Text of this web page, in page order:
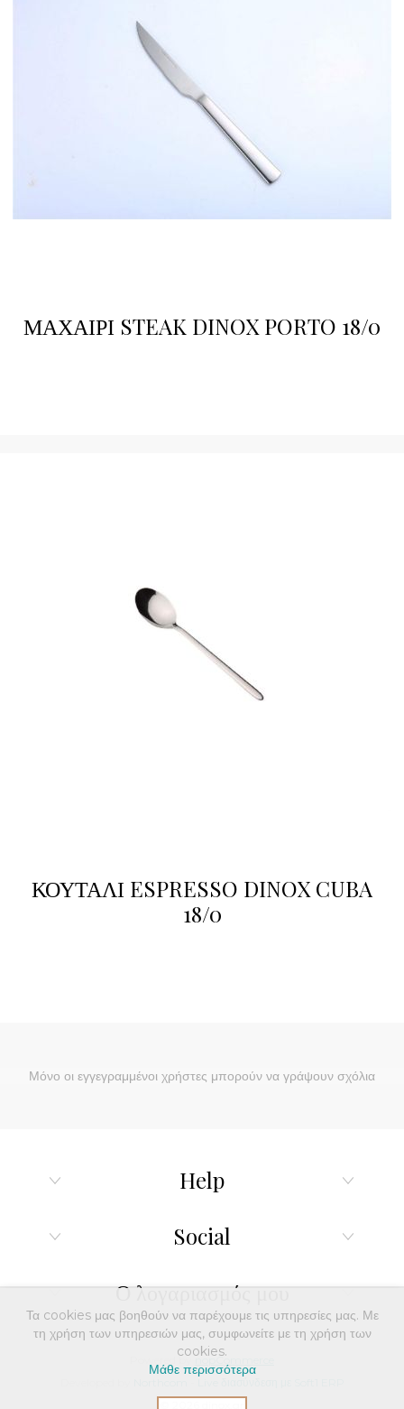
ΜΑΧΑΙΡΙ STEAK DINOX PORTO 18/0
ΚΟΥΤΑΛΙ ESPRESSO DINOX CUBA
18/0
Μόνο οι εγγεγραμμένοι χρήστες μπορούν να γράψουν σχόλια
Help
Social
Ο λογαριασμός μου
Powered by nopCommerce
Τα cookies μας βοηθούν να παρέχουμε τις υπηρεσίες μας. Με
τη χρήση των υπηρεσιών μας, συμφωνείτε με τη χρήση των
cookies.
Μάθε περισσότερα